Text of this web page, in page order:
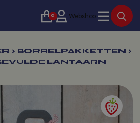
0 Webshop
› BORRELPAKKETTEN ›
LANTAARN